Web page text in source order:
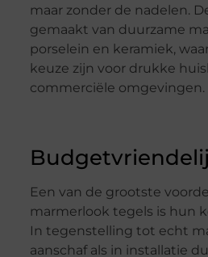
maar zonder de nadelen.
gemaakt van duurzame
porselein en keramiek,
keuze zijn voor drukke
commerciële omgevingen.
Een van de grootste
marmerlook tegels is hun
In tegenstelling tot echt
aanschaf als in installatie